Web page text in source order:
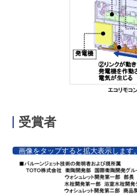
受賞者
画像をタップすると拡大表示します。